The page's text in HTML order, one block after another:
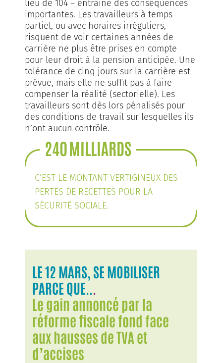
lieu de 104 – entraîne des conséquences
importantes. Les travailleurs à temps
partiel, ou avec horaires irréguliers,
risquent de voir certaines années de
carrière ne plus être prises en compte
pour leur droit à la pension anticipée. Une
tolérance de cinq jours sur la carrière est
prévue, mais elle ne suffit pas à faire
compenser la réalité (sectorielle). Les
travailleurs sont dès lors pénalisés pour
des con­ditions de travail sur lesquelles ils
n’ont aucun contrôle.
240 MILLIARDS
C’EST LE MONTANT VERTIGINEUX DES
PERTES DE RECETTES POUR LA
SÉCURITÉ SOCIALE.
LE 12 MARS, SE MOBILISER
PARCE QUE...
Le gain annoncé par la
réforme fiscale fond face
aux hausses de TVA et
d’accises